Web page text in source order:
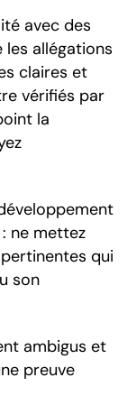
avec des
allégations
claires et
vérifiés par
la
ne mettez
qui
son
ambigus et
preuve